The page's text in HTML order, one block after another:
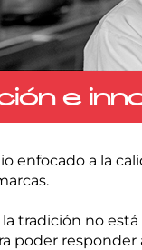
e
enfocado a la
tradición no
poder